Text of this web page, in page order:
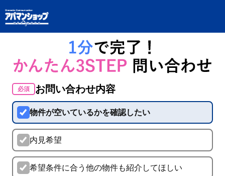
必須 お問い合わせ内容
物件が空いているかを確認したい
内見希望
希望条件に合う他の物件も紹介してほしい